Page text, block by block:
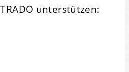
unterstützen: